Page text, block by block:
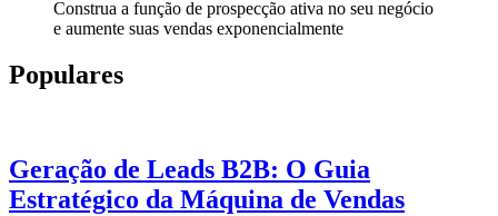
Construa a função de prospecção ativa no seu negócio
e aumente suas vendas exponencialmente
Populares
Geração de Leads B2B: O Guia
Estratégico da Máquina de Vendas